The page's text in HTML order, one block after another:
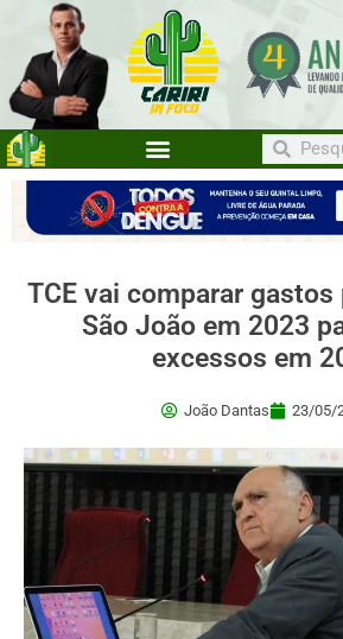
TCE vai comparar
São João em 2023
excessos em
João Dantas 23/05/